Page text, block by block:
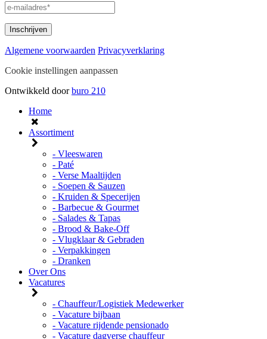
Algemene voorwaarden Privacyverklaring
Cookie instellingen aanpassen
Ontwikkeld doorburo 210
Home
Assortiment
- Vleeswaren
- Paté
- Verse Maaltijden
- Soepen & Sauzen
- Kruiden & Specerijen
- Barbecue & Gourmet
- Salades & Tapas
- Brood & Bake-Off
- Vlugklaar & Gebraden
- Verpakkingen
- Dranken
Over Ons
Vacatures
- Chauffeur/Logistiek Medewerker
- Vacature bijbaan
- Vacature rijdende pensionado
- Vacature dagverse chauffeur